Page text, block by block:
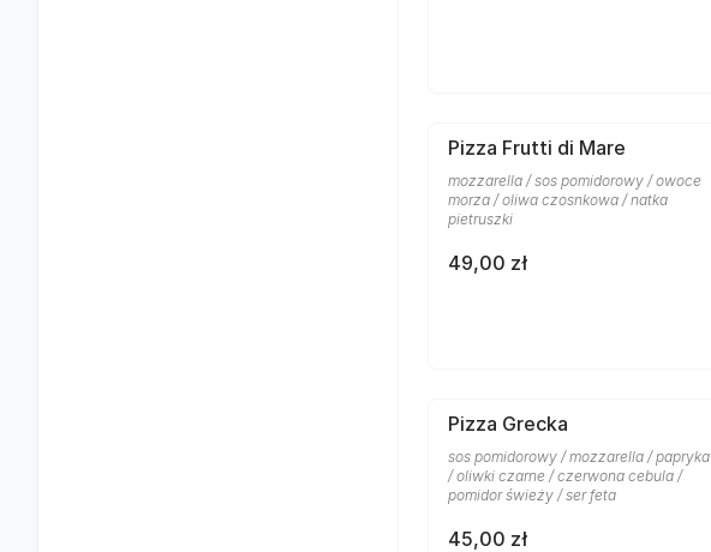
Pizza Frutti di Mare
mozzarella / sos pomidorowy / owoce
morza / oliwa czosnkowa / natka
pietruszki
49,00 zł
Pizza Grecka
sos pomidorowy / mozzarella / papryka
/ oliwki czarne / czerwona cebula /
pomidor świeży / ser feta
45,00 zł